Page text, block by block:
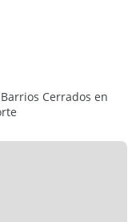
peatonal con
Cerrados en